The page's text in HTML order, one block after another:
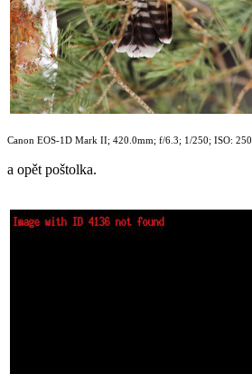
Canon EOS-1D Mark II; 420.0mm; f/6.3; 1/250; ISO: 250
a opět poštolka.